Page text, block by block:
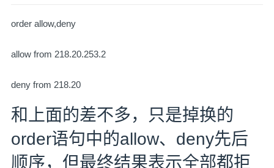
order allow,deny
allow from 218.20.253.2
deny from 218.20
和上面的差不多，只是掉换的
order语句中的allow、deny先后
顺序，但最终结果表示全部都拒